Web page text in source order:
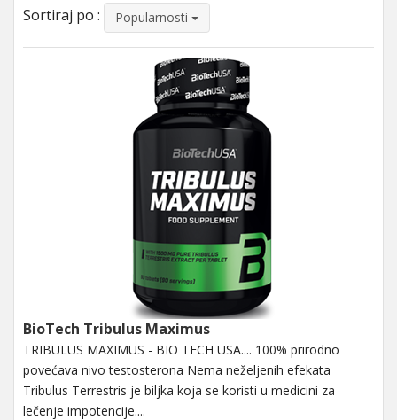
Sortiraj po : Popularnosti
BioTech Tribulus Maximus
TRIBULUS MAXIMUS - BIO TECH USA.... 100% prirodno
povećava nivo testosterona Nema neželjenih efekata
Tribulus Terrestris je biljka koja se koristi u medicini za
lečenje impotencije....